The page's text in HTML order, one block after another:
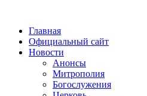
Главная
Официальный сайт
Новости
Анонсы
Митрополия
Богослужения